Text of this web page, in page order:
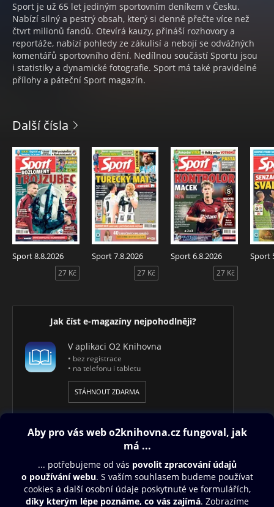
Sport je už 65 let jediným sportovním deníkem v Česku.
Nabízí silný a pestrý obsah, který si denně přečte více než
čtvrt milionů fandů. Otevírá kauzy, přináší rozhovory a
reportáže, nabízí pohledy ze zákulisí a nebojí se odvážných
komentářů sportovního dění. Nedílnou součástí Sportu jsou
i statistiky a dynamické fotografie. Sport má také pravidelné
přílohy a páteční Sport magazín.
Další čísla
Sport 8.8.2026
27 Kč
Sport 7.8.2026
27 Kč
Sport 6.8.2026
27 Kč
Sport
Jak číst e-magazíny nejpohodlněji?
V aplikaci O2 Knihovna
• bez registrace
• na telefonu i tabletu
STÁHNOUT ZDARMA
Obsah ke stažení
Moje O2 Knihovna